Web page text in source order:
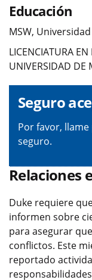
Educación
MSW,
LICENCIATURA EN
UNIVERSIDAD DE
Seguro
Por favor,
seguro.
Relaciones
Duke requiere
informen sobre
para asegurar
conflictos. Este
reportado